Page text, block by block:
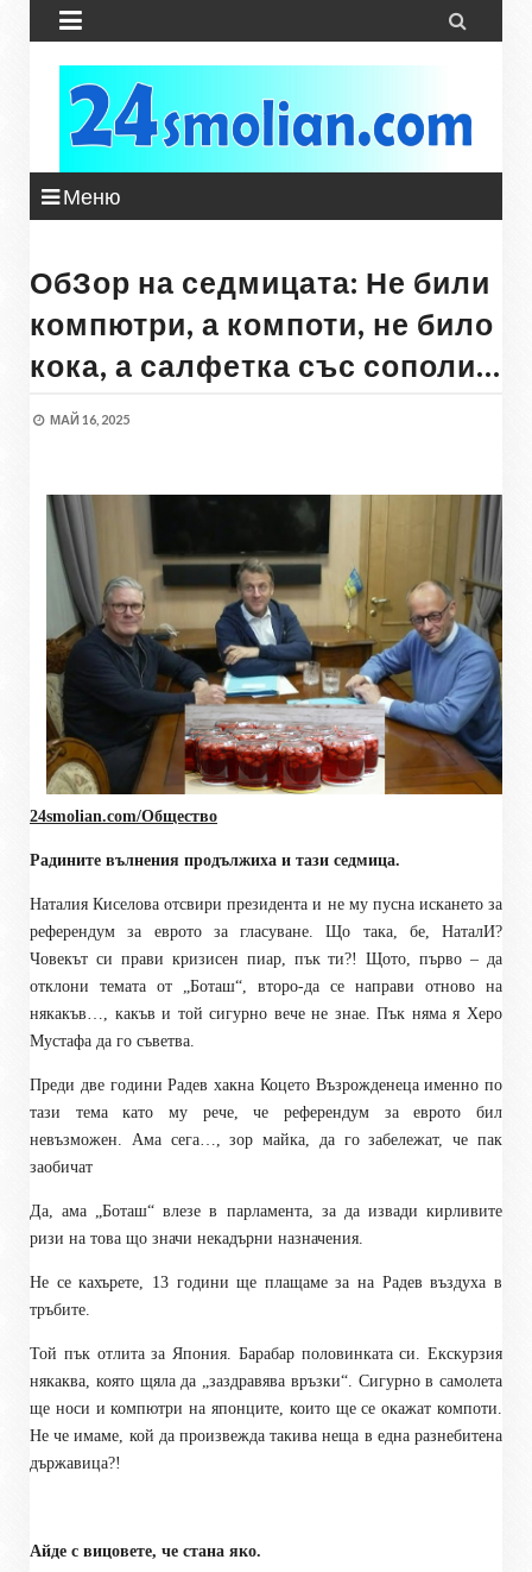
 
Меню
ОбЗор на седмицата: Не били
компютри, а компоти, не било
кока, а салфетка със сополи…
МАЙ 16, 2025
24smolian.com/Общество
Радините вълнения продължиха и тази седмица.
Наталия Киселова отсвири президента и не му пусна искането за
референдум за еврото за гласуване. Що така, бе, НаталИ?
Човекът си прави кризисен пиар, пък ти?! Щото, първо – да
отклони темата от „Боташ“, второ-да се направи отново на
някакъв…, какъв и той сигурно вече не знае. Пък няма я Херо
Мустафа да го съветва.
Преди две години Радев хакна Коцето Възрожденеца именно по
тази тема като му рече, че референдум за еврото бил
невъзможен. Ама сега…, зор майка, да го забележат, че пак
заобичат
Да, ама „Боташ“ влезе в парламента, за да извади кирливите
ризи на това що значи некадърни назначения.
Не се кахърете, 13 години ще плащаме за на Радев въздуха в
тръбите.
Той пък отлита за Япония. Барабар половинката си. Екскурзия
някаква, която щяла да „заздравява връзки“. Сигурно в самолета
ще носи и компютри на японците, които ще се окажат компоти.
Не че имаме, кой да произвежда такива неща в една разнебитена
държавица?!
Айде с вицовете, че стана яко.